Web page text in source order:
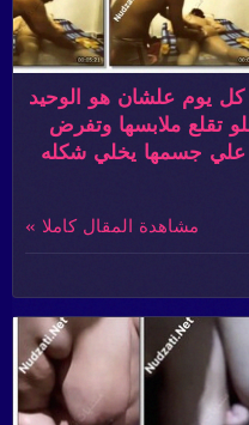
يوم علشان هو الوحيد
تقلع ملابسها وتفرض
علي جسمها يخلي شكله
مشاهدة المقال كاملا »